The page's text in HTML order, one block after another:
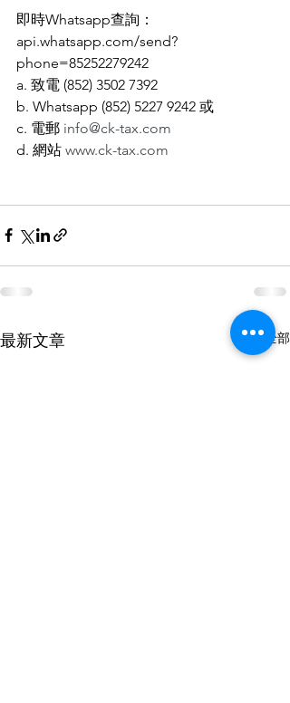
即時Whatsapp查詢：
api.whatsapp.com/send?
phone=85252279242
a. 致電 (852) 3502 7392
b. Whatsapp (852) 5227 9242 或
c. 電郵 info@ck-tax.com
d. 網站 www.ck-tax.com
最新文章 查看全部